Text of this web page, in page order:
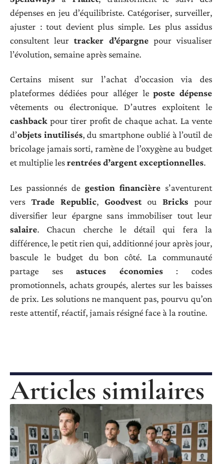
dépenses en jeu d’équilibriste. Catégoriser, surveiller,
ajuster : tout devient plus simple. Les plus assidus
consultent leurtracker d’épargnepour visualiser
l’évolution, semaine après semaine.
Certains misent sur l’achat d’occasion via des
plateformes dédiées pour alléger leposte dépense
vêtements ou électronique. D’autres exploitent le
cashbackpour tirer profit de chaque achat. La vente
d’objets inutilisés, du smartphone oublié à l’outil de
bricolage jamais sorti, ramène de l’oxygène au budget
et multiplie lesrentrées d’argent exceptionnelles.
Les passionnés de gestion financière s’aventurent
vers Trade Republic, GoodvestouBricks pour
diversifier leur épargne sans immobiliser tout leur
salaire. Chacun cherche le détail qui fera la
différence, le petit rien qui, additionné jour après jour,
bascule le budget du bon côté. La communauté
partage sesastuces économies: codes
promotionnels, achats groupés, alertes sur les baisses
de prix. Les solutions ne manquent pas, pourvu qu’on
reste attentif, réactif, jamais résigné face à la routine.
Articles similaires